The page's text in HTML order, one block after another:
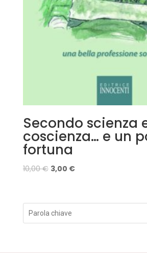
Secondo scienza
coscienza… e un
fortuna
10,00€ 3,00 €